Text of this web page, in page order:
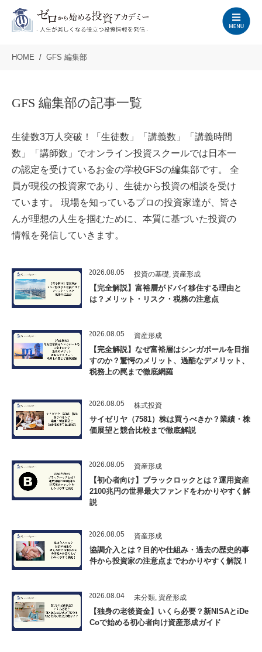
HOME GFS 編集部
GFS 編集部の記事一覧
生徒数3万人突破！「生徒数」「講義数」「講義時間
数」「講師数」でオンライン投資スクールでは日本一
の認定を受けているお金の学校GFSの編集部です。 全
員が現役の投資家であり、生徒から投資の相談を受け
ています。 現場を知っているプロの投資家達が、皆さ
んが理想の人生を掴むために、本質に基づいた投資の
情報を発信していきます。
2026.08.05 投資の基礎, 資産形成
【完全解説】富裕層がドバイ移住する理由と
は？メリット・リスク・税務の注意点
2026.08.05 資産形成
【完全解説】なぜ富裕層はシンガポールを目指
すのか？驚愕のメリット、過酷なデメリット、
税務上の罠まで徹底網羅
2026.08.05 株式投資
サイゼリヤ（7581）株は買うべきか？業績・株
価展望と競合比較まで徹底解説
2026.08.05 資産形成
【初心者向け】ブラックロックとは？運用資産
2100兆円の世界最大ファンドをわかりやすく解
説
2026.08.05 資産形成
協調介入とは？目的や仕組み・過去の歴史的事
件から投資家の注意点までわかりやすく解説！
2026.08.04 未分類 資産形成
【独身の老後資金】いくら必要？新NISAとiDe
Coで始める初心者向け資産形成ガイド